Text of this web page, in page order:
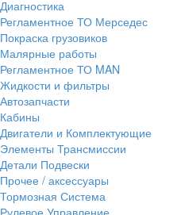
Диагностика
Регламентное ТО Мерседес
Покраска грузовиков
Малярные работы
Регламентное ТО MAN
Жидкости и фильтры
Автозапчасти
Кабины
Двигатели и Комплектующие
Элементы Трансмиссии
Детали Подвески
Прочее / аксессуары
Тормозная Система
Рулевое Управление